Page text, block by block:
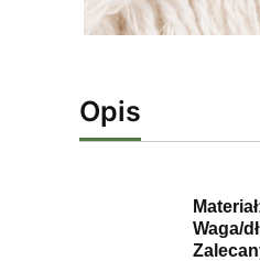
Opis
Waga/